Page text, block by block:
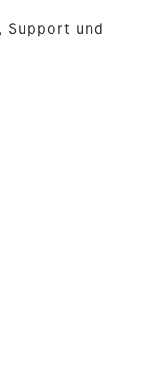
Support und